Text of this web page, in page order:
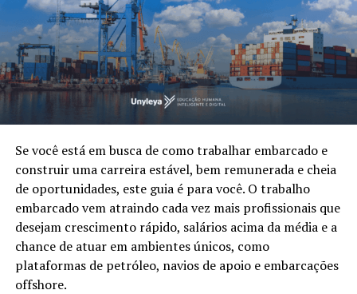
Se você está em busca de como trabalhar embarcado e
construir uma carreira estável, bem remunerada e cheia
de oportunidades, este guia é para você. O trabalho
embarcado vem atraindo cada vez mais profissionais que
desejam crescimento rápido, salários acima da média e a
chance de atuar em ambientes únicos, como
plataformas de petróleo, navios de apoio e embarcações
offshore.